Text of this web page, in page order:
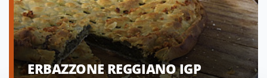
ERBAZZONE REGGIANO IGP